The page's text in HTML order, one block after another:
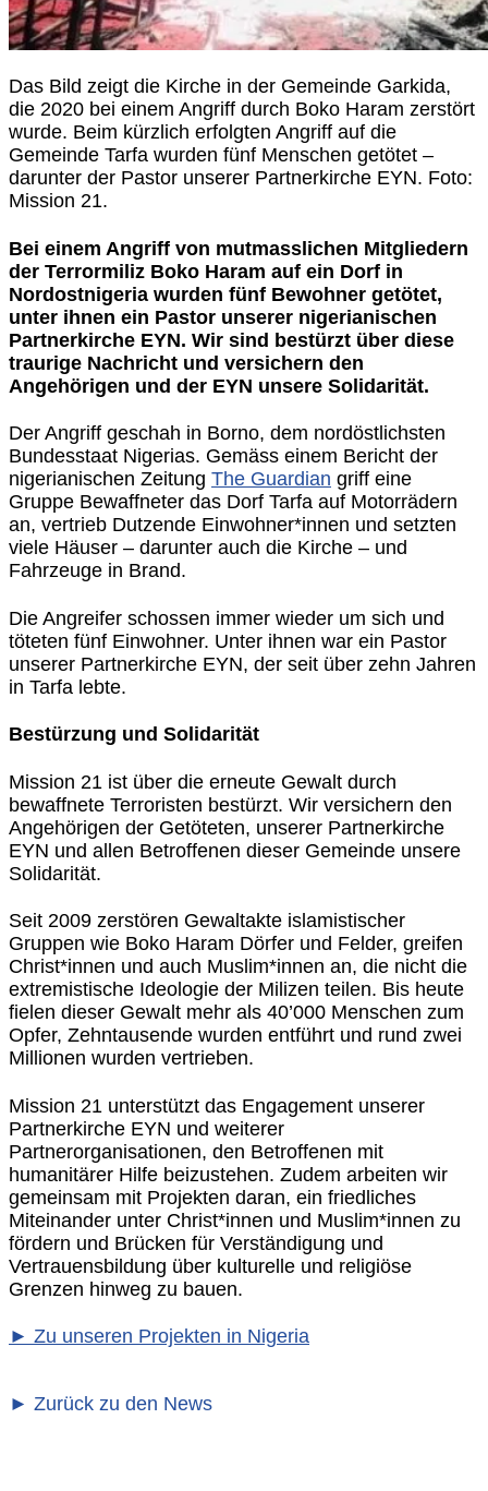
Das Bild zeigt die Kirche in der Gemeinde Garkida,
die 2020 bei einem Angriff durch Boko Haram zerstört
wurde. Beim kürzlich erfolgten Angriff auf die
Gemeinde Tarfa wurden fünf Menschen getötet –
darunter der Pastor unserer Partnerkirche EYN. Foto:
Mission 21.
Bei einem Angriff von mutmasslichen Mitgliedern
der Terrormiliz Boko Haram auf ein Dorf in
Nordostnigeria wurden fünf Bewohner getötet,
unter ihnen ein Pastor unserer nigerianischen
Partnerkirche EYN. Wir sind bestürzt über diese
traurige Nachricht und versichern den
Angehörigen und der EYN unsere Solidarität.
Der Angriff geschah in Borno, dem nordöstlichsten
Bundesstaat Nigerias. Gemäss einem Bericht der
nigerianischen Zeitung The Guardian griff eine
Gruppe Bewaffneter das Dorf Tarfa auf Motorrädern
an, vertrieb Dutzende Einwohner*innen und setzten
viele Häuser – darunter auch die Kirche – und
Fahrzeuge in Brand.
Die Angreifer schossen immer wieder um sich und
töteten fünf Einwohner. Unter ihnen war ein Pastor
unserer Partnerkirche EYN, der seit über zehn Jahren
in Tarfa lebte.
Bestürzung und Solidarität
Mission 21 ist über die erneute Gewalt durch
bewaffnete Terroristen bestürzt. Wir versichern den
Angehörigen der Getöteten, unserer Partnerkirche
EYN und allen Betroffenen dieser Gemeinde unsere
Solidarität.
Seit 2009 zerstören Gewaltakte islamistischer
Gruppen wie Boko Haram Dörfer und Felder, greifen
Christ*innen und auch Muslim*innen an, die nicht die
extremistische Ideologie der Milizen teilen. Bis heute
fielen dieser Gewalt mehr als 40’000 Menschen zum
Opfer, Zehntausende wurden entführt und rund zwei
Millionen wurden vertrieben.
Mission 21 unterstützt das Engagement unserer
Partnerkirche EYN und weiterer
Partnerorganisationen, den Betroffenen mit
humanitärer Hilfe beizustehen. Zudem arbeiten wir
gemeinsam mit Projekten daran, ein friedliches
Miteinander unter Christ*innen und Muslim*innen zu
fördern und Brücken für Verständigung und
Vertrauensbildung über kulturelle und religiöse
Grenzen hinweg zu bauen.
► Zu unseren Projekten in Nigeria
► Zurück zu den News